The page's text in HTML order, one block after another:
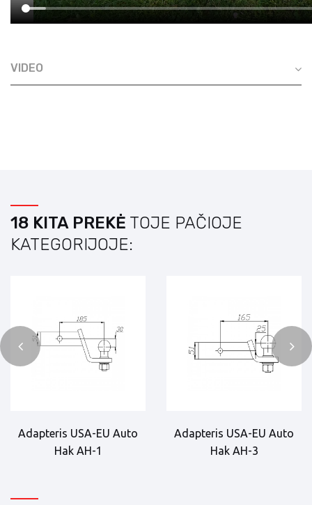
VIDEO
18 KITA PREKĖ TOJE PAČIOJE
KATEGORIJOJE:
Adapteris USA-EU Auto
Hak AH-1
Adapteris USA-EU Auto
Hak AH-3